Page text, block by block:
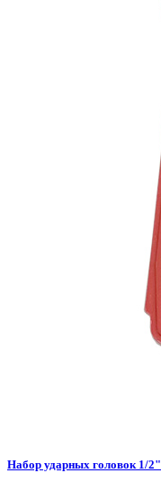
Набор ударных головок 1/2"